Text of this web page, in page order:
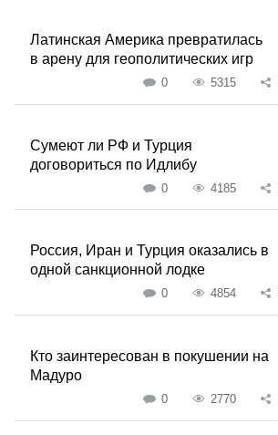
Латинская Америка превратилась
в арену для геополитических игр
0 5315
Сумеют ли РФ и Турция
договориться по Идлибу
0 4185
Россия, Иран и Турция оказались в
одной санкционной лодке
0 4854
Кто заинтересован в покушении на
Мадуро
0 2770